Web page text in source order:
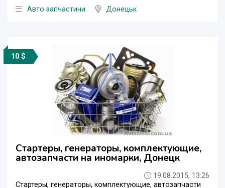
Авто запчастини
Донецьк
10 $
Стартеры, генераторы, комплектующие,
автозапчасти на иномарки, Донецк
19.08.2015, 13:26
Стартеры, генераторы, комплектующие, автозапчасти